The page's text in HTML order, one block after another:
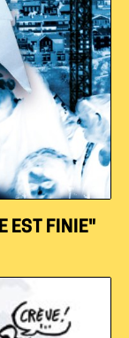
EST FINIE"